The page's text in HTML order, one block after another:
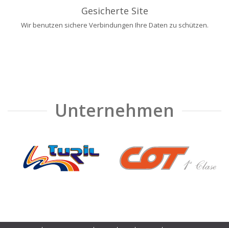
Gesicherte Site
Wir benutzen sichere Verbindungen Ihre Daten zu schützen.
Unternehmen
❮ ❯